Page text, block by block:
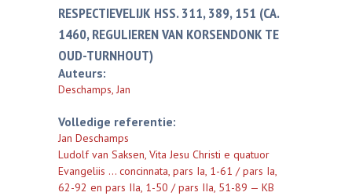
RESPECTIEVELIJK HSS. 311, 389, 151 (CA.
1460, REGULIEREN VAN KORSENDONK TE
OUD-TURNHOUT)
Auteurs:
Deschamps, Jan
Volledige referentie:
Jan Deschamps
Ludolf van Saksen, Vita Jesu Christi e quatuor
Evangeliis ... concinnata, pars Ia, 1-61 / pars Ia,
62-92 en pars IIa, 1-50 / pars IIa, 51-89 — KB